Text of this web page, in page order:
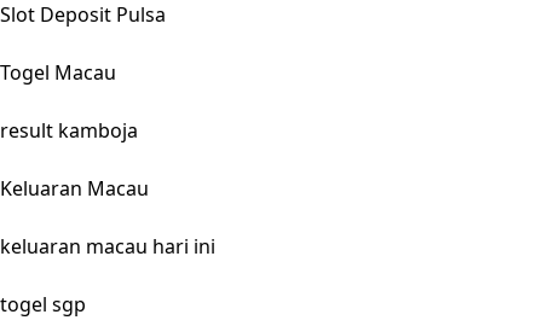
Slot Deposit Pulsa
Togel Macau
result kamboja
Keluaran Macau
keluaran macau hari ini
togel sgp